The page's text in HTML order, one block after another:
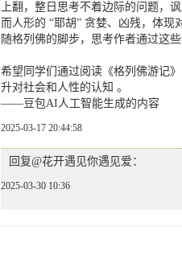
上翻，整日思考不着边际的问题，
而人形的 “耶胡” 贪婪、凶残，体
随格列佛的脚步，思考作者通过这
希望同学们通过阅读《格列佛游记
升对社会和人性的认知 。
——豆包AI人工智能生成的内容
2025-03-17 20:44:58
回复@花开遇见你遇见爱：
2025-03-30 10:36